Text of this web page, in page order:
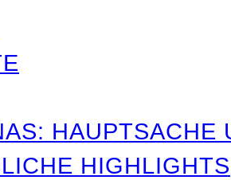
HAUPTSACHE
HIGHLIGHTS